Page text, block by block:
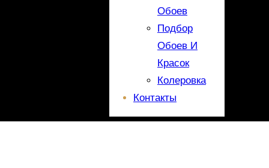
Обоев
Подбор
Обоев И
Красок
Колеровка
Контакты